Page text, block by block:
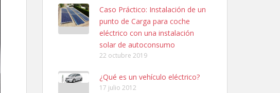
Caso Práctico: Instalación de un
punto de Carga para coche
eléctrico con una instalación
solar de autoconsumo
22 octubre 2019
¿Qué es un vehículo eléctrico?
17 julio 2012